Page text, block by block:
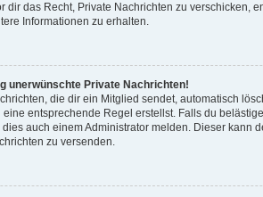
dir das Recht, Private Nachrichten zu verschicken,
Informationen zu erhalten.
unerwünschte Private Nachrichten!
die dir ein Mitglied sendet, automatisch
entsprechende Regel erstellst. Falls du
auch einem Administrator melden. Dieser kann
zu versenden.